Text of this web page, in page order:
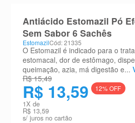
Antiácido Estomazil Pó
Sem Sabor 6 Sachês
EstomazilCód: 21335
O Estomazil é indicado para o
estomacal, dor de estômago,
queimação, azia, má digestão e...
R$ 15,49
R$ 13,59 12% OFF
1X de
R$ 13,59
s/ juros no cartão
teste gravidez
ºesmalte